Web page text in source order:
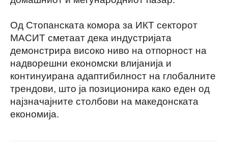
Од Стопанската комора за ИКТ секторот
МАСИТ сметаат дека индустријата
демонстрира високо ниво на отпорност на
надворешни економски влијанија и
континуирана адаптибилност на глобалните
трендови, што ја позиционира како еден од
најзначајните столбови на македонската
економија.